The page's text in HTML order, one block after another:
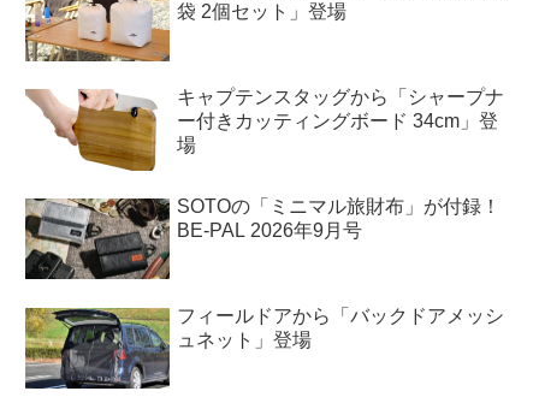
袋 2個セット」登場
キャプテンスタッグから「シャープナ
ー付きカッティングボード 34cm」登
場
SOTOの「ミニマル旅財布」が付録！
BE-PAL 2026年9月号
フィールドアから「バックドアメッシ
ュネット」登場